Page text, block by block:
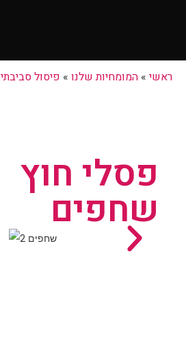
ראשי » המומחיות שלנו » פיסול סביבתי
פסלי חוץ
שחפים